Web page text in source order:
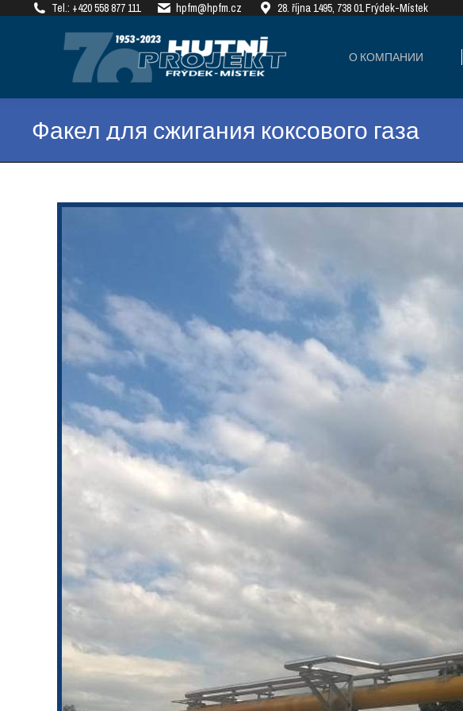
Tel.: +420 558 877 111 hpfm@hpfm.cz 28. října 1495, 738 01 Frýdek-Místek
О КОМПАНИИ
Факел для сжигания коксового газа